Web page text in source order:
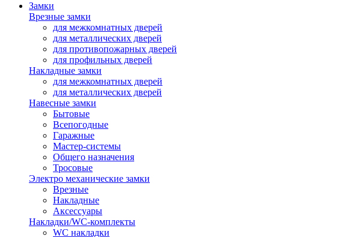
Замки
Врезные замки
для межкомнатных дверей
для металлических дверей
для противопожарных дверей
для профильных дверей
Накладные замки
для межкомнатных дверей
для металлических дверей
Навесные замки
Бытовые
Всепогодные
Гаражные
Мастер-системы
Общего назначения
Тросовые
Электро механические замки
Врезные
Накладные
Аксессуары
Накладки/WC-комплекты
WC накладки